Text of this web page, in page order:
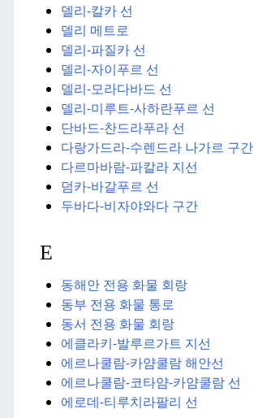
델리-칼카 선
델리 메트로
델리-파질카 선
델리-자이푸르 선
델리-모라다바드 선
델리-미루트-사하란푸르 선
단바드-찬드라푸라 선
다랑가드라-수렌드라 나가르 구간
다르마바람-파칼라 지선
덤카-바갈푸르 선
두바다-비자야와다 구간
E
동해안 전용 화물 회랑
동부 전용 화물 통로
동서 전용 화물 회랑
에클라키-발루르가트 지선
에르나쿨람-카얌쿨람 해안선
에르나쿨람-코타얌-카얌쿨람 선
에로데-티루치라팔리 선